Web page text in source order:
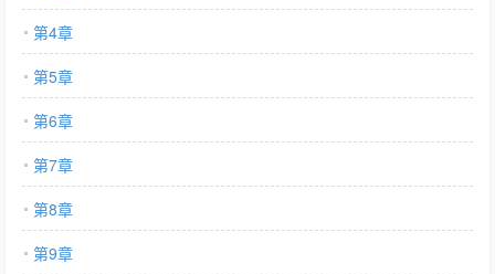
第4章
第5章
第6章
第7章
第8章
第9章